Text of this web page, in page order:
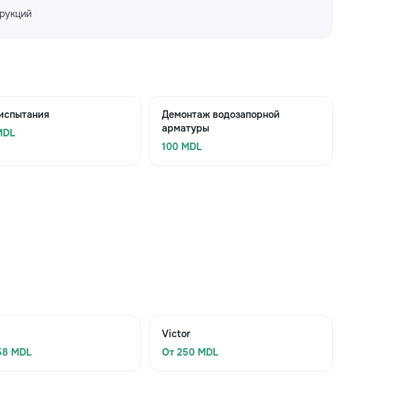
Демонтаж водозапорной
арматуры
100 MDL
MDL
Victor
От 250 MDL